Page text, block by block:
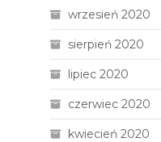
wrzesień 2020
sierpień 2020
lipiec 2020
czerwiec 2020
kwiecień 2020